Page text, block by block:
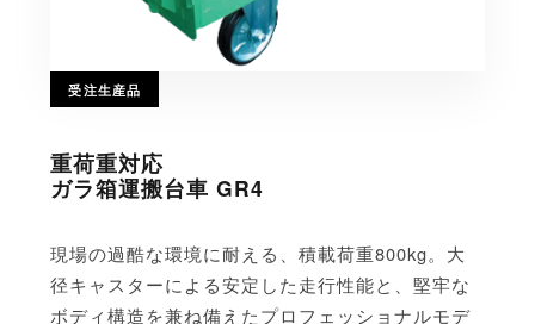
受注生産品
重荷重対応
ガラ箱運搬台車 GR4
現場の過酷な環境に耐える、積載荷重800kg。大
径キャスターによる安定した走行性能と、堅牢な
ボディ構造を兼ね備えたプロフェッショナルモデ